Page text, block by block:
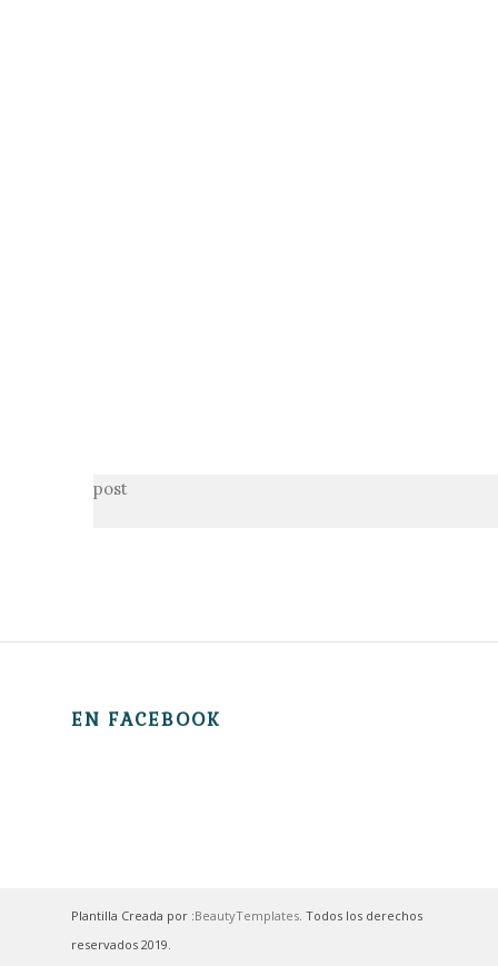
post
EN FACEBOOK
Plantilla Creada por :BeautyTemplates. Todos los derechos
reservados 2019.